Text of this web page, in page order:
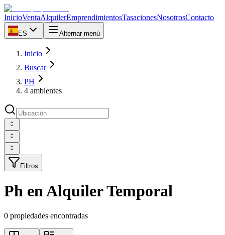
InicioVentaAlquilerEmprendimientosTasacionesNosotrosContacto
ES Alternar menú
Inicio
Buscar
PH
4 ambientes
Filtros
Ph en Alquiler Temporal
0 propiedades encontradas